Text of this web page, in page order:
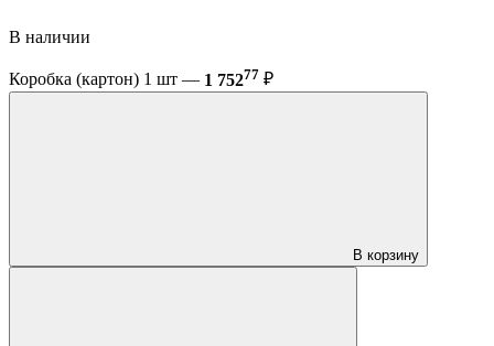
В наличии
Коробка (картон) 1 шт — 1 75277 ₽
В корзину